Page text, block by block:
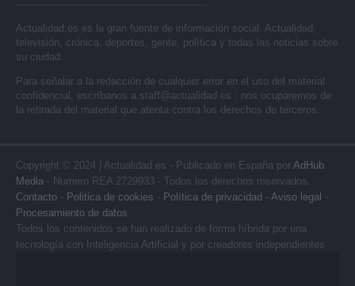
Actualidad.es es la gran fuente de información social. Actualidad,
televisión, crónica, deportes, gente, política y todas las noticias sobre
su ciudad.
Para señalar a la redacción de cualquier error en el uso del material
confidencial, escríbanos a staff@actualidad.es : nos ocuparemos de
la retirada del material que atenta contra los derechos de terceros.
Copyright © 2024 | Actualidad.es - Publicado en España por AdHub
Media - Numero REA 2729933 - Todos los derechos reservados.
Contacto - Politica de cookies - Política de privacidad - Aviso legal -
Procesamiento de datos
Todos los contenidos se han realizado de forma híbrida por una
tecnología con Inteligencia Artificial y por creadores independientes